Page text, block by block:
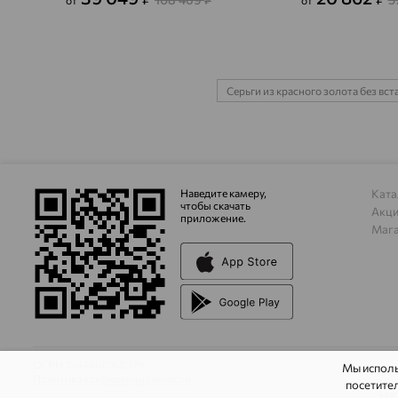
Серьги из красного золота без
Наведите камеру,
чтобы скачать
приложение.
Мы